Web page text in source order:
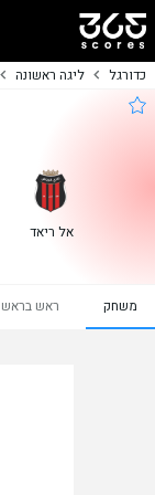
כדורגל ליגה ראשונה
אל ריאד
משחק ראש בראש